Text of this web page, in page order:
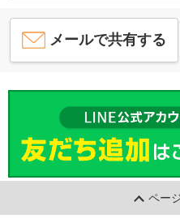
メールで共有する
ペー